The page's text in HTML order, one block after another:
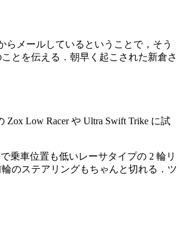
メールしているということで，そう
とを伝える．朝早く起こされた新倉さ
Low Racer や Ultra Swift Trike に試
乗車位置も低いレーサタイプの 2 輪リ
のステアリングもちゃんと切れる．ツ